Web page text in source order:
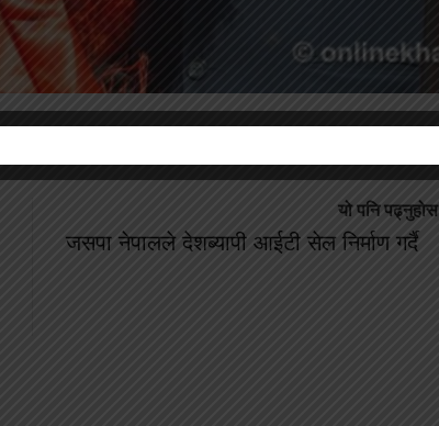
यो पनि पढ्नुहोस
जसपा नेपालले देशब्यापी आईटी सेल निर्माण गर्दै